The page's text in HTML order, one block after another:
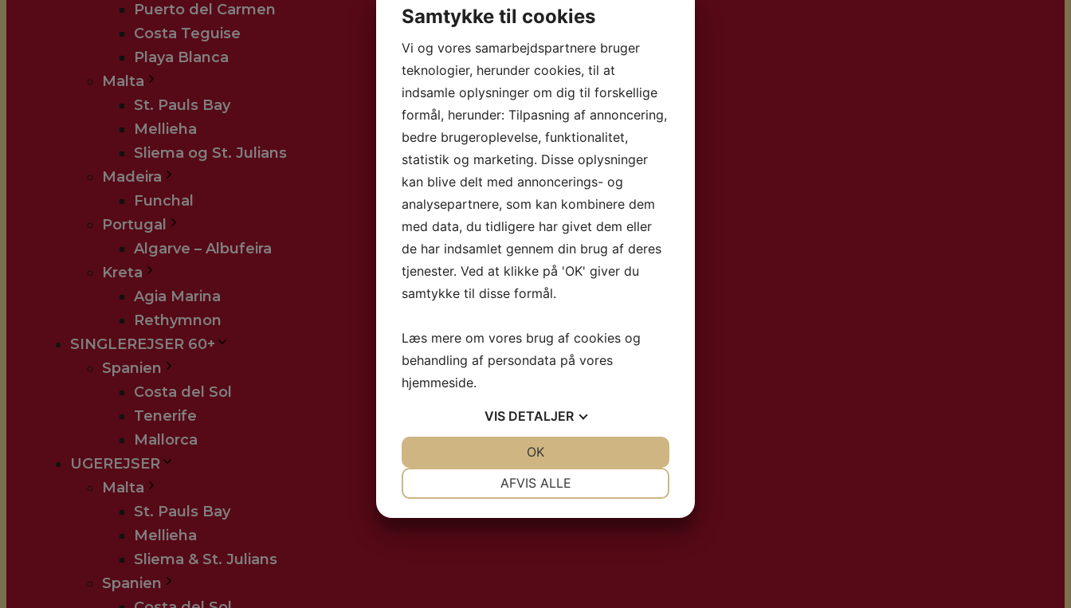
Puerto del Carmen
Costa Teguise
Playa Blanca
Malta
St. Pauls Bay
Mellieha
Sliema og St. Julians
Madeira
Funchal
Portugal
Algarve – Albufeira
Kreta
Agia Marina
Rethymnon
SINGLEREJSER 60+
Spanien
Costa del Sol
Tenerife
Mallorca
UGEREJSER
Malta
St. Pauls Bay
Mellieha
Sliema & St. Julians
Spanien
Samtykke til cookies
Vi og vores samarbejdspartnere bruger
teknologier, herunder cookies, til at
indsamle oplysninger om dig til forskellige
formål, herunder: Tilpasning af annoncering,
bedre brugeroplevelse, funktionalitet,
statistik og marketing. Disse oplysninger
kan blive delt med annoncerings- og
analysepartnere, som kan kombinere dem
med data, du tidligere har givet dem eller
de har indsamlet gennem din brug af deres
tjenester. Ved at klikke på 'OK' giver du
samtykke til disse formål.
Læs mere om vores brug af cookies og
behandling af persondata på vores
hjemmeside.
VIS DETALJER
AFVIS ALLE
OK